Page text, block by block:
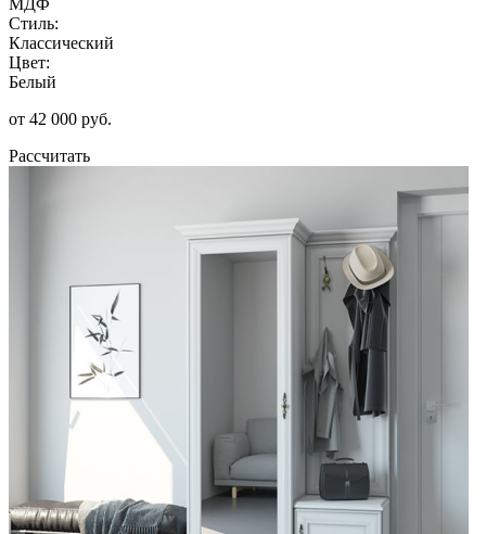
Стиль:
Классический
Цвет:
Белый
от 42 000 руб.
Рассчитать